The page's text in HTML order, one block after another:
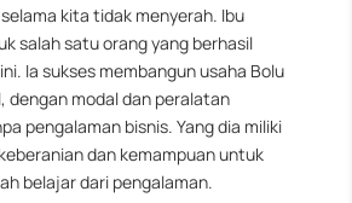
kita tidak menyerah. Ibu
salah satu orang yang berhasil
Ia sukses membangun usaha Bolu
dengan modal dan peralatan
pengalaman bisnis. Yang dia miliki
dan kemampuan untuk
belajar dari pengalaman.